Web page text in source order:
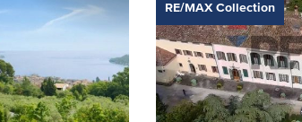
RE/MAX Collection